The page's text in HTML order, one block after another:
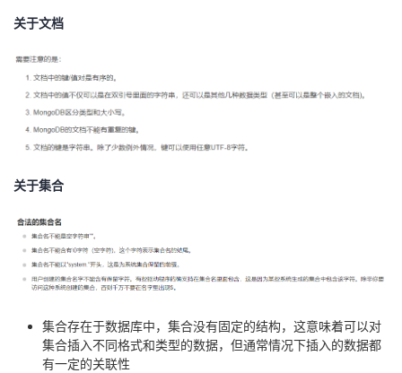
关于文档
关于集合
集合存在于数据库中，集合没有固定的结构，这意味着可以对
集合插入不同格式和类型的数据，但通常情况下插入的数据都
有一定的关联性